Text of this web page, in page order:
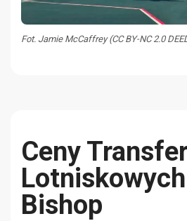
Fot. Jamie McCaffrey (CC BY-NC 2.0
Ceny
Bishop